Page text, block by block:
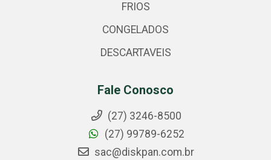
FRIOS
CONGELADOS
DESCARTAVEIS
Fale Conosco
(27) 3246-8500
(27) 99789-6252
sac@diskpan.com.br